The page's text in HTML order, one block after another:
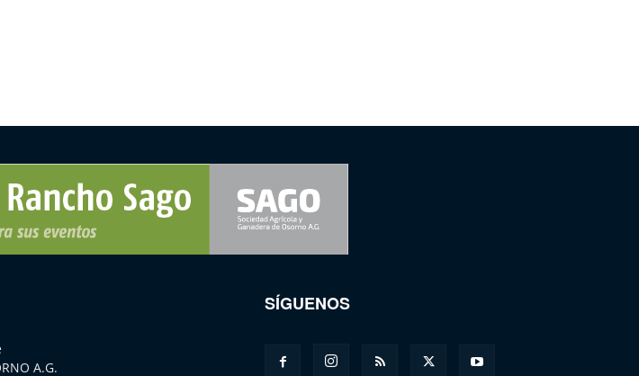
A.G.
SÍGUENOS